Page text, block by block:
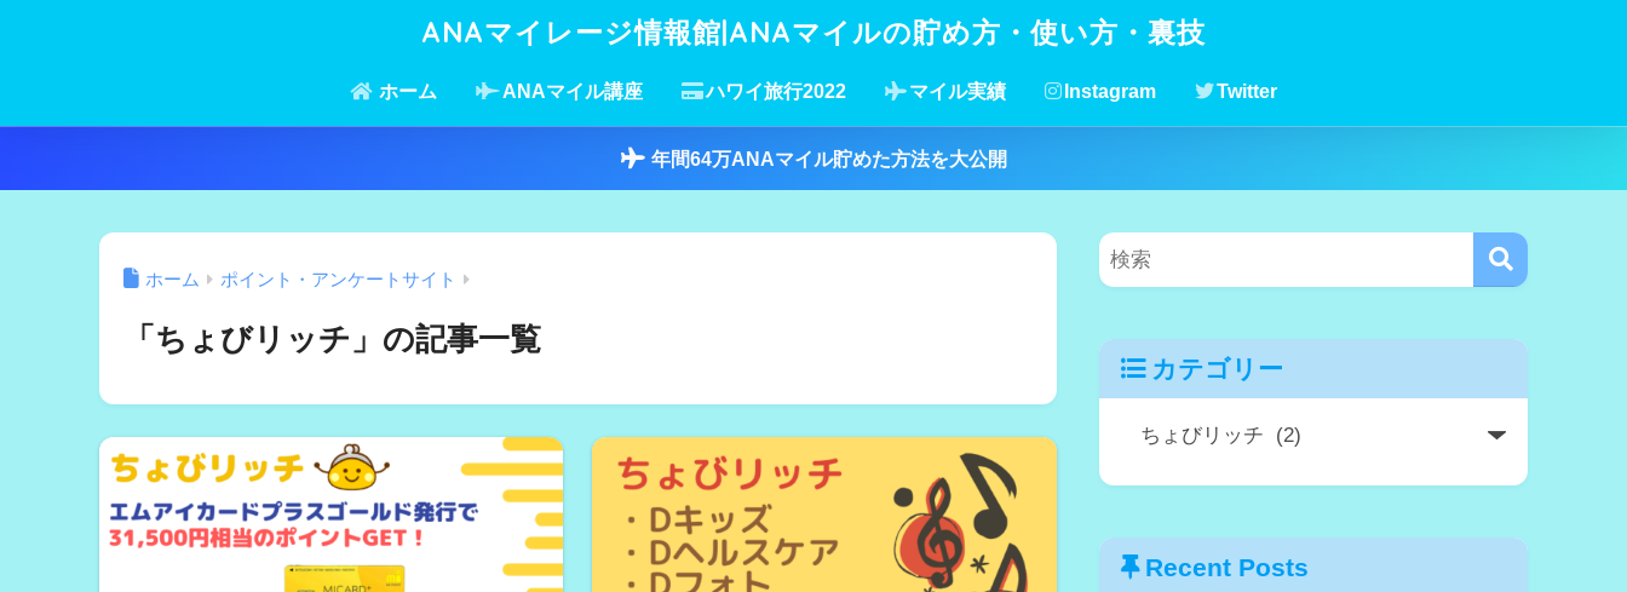
ANAマイレージ情報館|ANAマイルの貯め方・使い方・裏技
ホーム ANAマイル講座 ハワイ旅行2022 マイル実績 Instagram Twitter
年間64万ANAマイル貯めた方法を大公開
ホーム ポイント・アンケートサイト
「ちょびリッチ」の記事一覧
カテゴリー
Recent Posts